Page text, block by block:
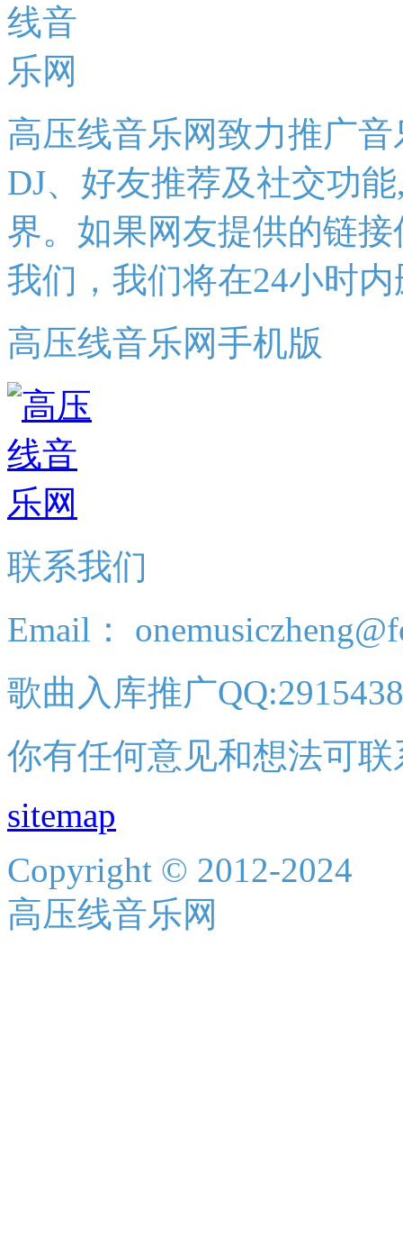
高压线音乐网致力推广
DJ、好友推荐及社交功
界。如果网友提供的链
我们，我们将在24小时
高压线音乐网手机版
联系我们
Email：
歌曲入库推广
你有任何意见和想法可
sitemap
Copyright © 2012-2024
高压线音乐网